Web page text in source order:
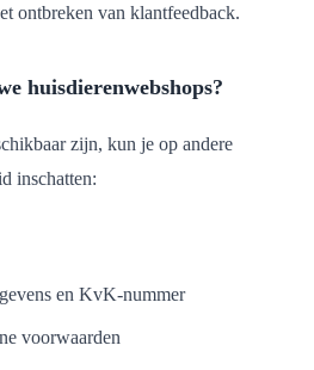
ontbreken van klantfeedback.
huisdierenwebshops?
zijn, kun je op andere
inschatten:
en KvK-nummer
voorwaarden